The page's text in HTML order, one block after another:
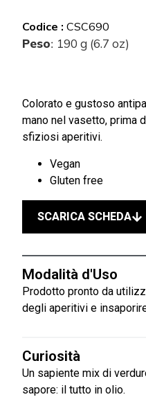
Codice : CSC690
Peso: 190 g (6.7 oz)
Colorato e gustoso
mano nel vasetto, prima
sfiziosi aperitivi.
Vegan
Gluten free
SCARICA SCHEDA
Modalità d'Uso
Prodotto pronto da
degli aperitivi e
Curiosità
Un sapiente mix di
sapore: il tutto in olio.